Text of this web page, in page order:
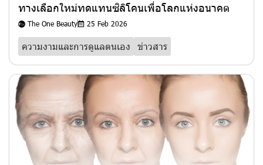
ทางเลือกใหม่ทดแทนซิลิโคนเพื่อโลกแห่งอนาคต
The One Beauty 25 Feb 2026
ความงามและการดูแลตนเอง ข่าวสาร